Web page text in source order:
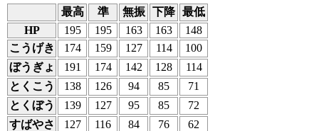
最高
準 無振 下降 最低
HP
195 195 163 163
148
こうげき
174 159 127 114
100
ぼうぎょ
191 174 142 128
114
とくこう
138 126 94 85
71
とくぼう
139 127 95 85
72
すばやさ
127 116 84 76 62